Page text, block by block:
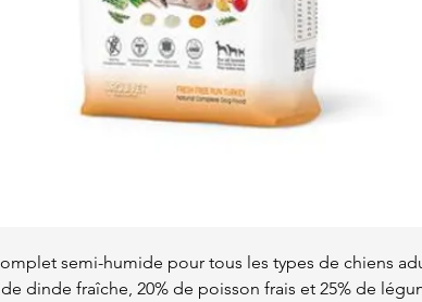
semi-humide pour tous les types de chiens
de dinde fraîche, 20% de poisson frais et 25% de